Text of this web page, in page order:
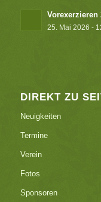
Vorexerzieren
25. Mai 2026 -
DIREKT ZU
Neuigkeiten
Termine
Verein
Fotos
Sponsoren